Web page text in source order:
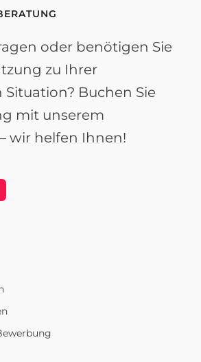
oder benötigen Sie
zu Ihrer
Buchen Sie
mit unserem
wir helfen Ihnen!